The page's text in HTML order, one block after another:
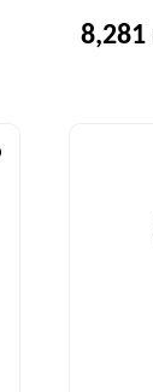
8,281